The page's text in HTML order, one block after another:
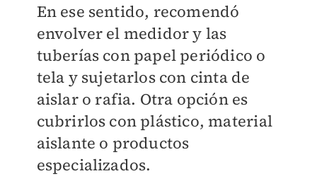
En ese sentido, recomendó
envolver el medidor y las
tuberías con papel periódico o
tela y sujetarlos con cinta de
aislar o rafia. Otra opción es
cubrirlos con plástico, material
aislante o productos
especializados.